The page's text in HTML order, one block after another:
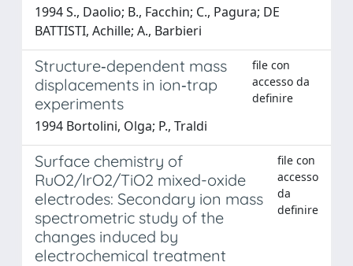
1994 S., Daolio; B., Facchin; C., Pagura; DE
BATTISTI, Achille; A., Barbieri
Structure‐dependent mass
displacements in ion‐trap
experiments
file con
accesso da
definire
1994 Bortolini, Olga; P., Traldi
Surface chemistry of
RuO2/IrO2/TiO2 mixed-oxide
electrodes: Secondary ion mass
spectrometric study of the
changes induced by
electrochemical treatment
file con
accesso
da
definire